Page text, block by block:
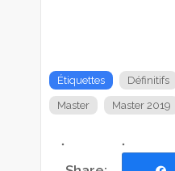
Étiquettes Définitifs
Master Master 2019